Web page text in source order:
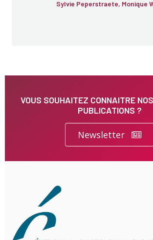
Sylvie Peperstraete, Monique
VOUS SOUHAITEZ CONNAITRE
PUBLICATIONS ?
Newsletter